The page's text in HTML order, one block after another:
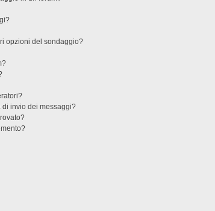
opzioni del sondaggio?
di invio dei messaggi?